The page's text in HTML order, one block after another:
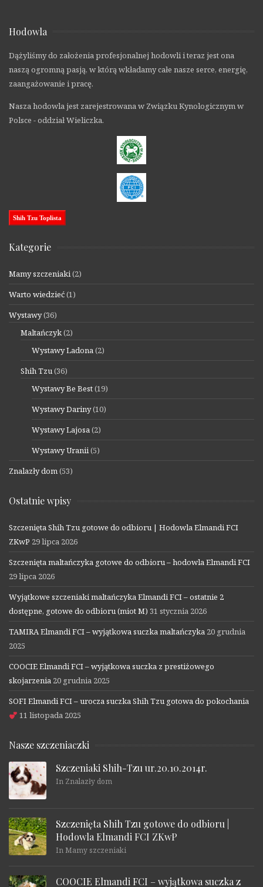
Hodowla
Dążyliśmy do założenia profesjonalnej hodowli i teraz jest ona
naszą ogromną pasją, w którą wkładamy całe nasze serce, energię,
zaangażowanie i pracę.
Nasza hodowla jest zarejestrowana w Związku Kynologicznym w
Polsce - oddział Wieliczka.
Shih Tzu Toplista
Kategorie
Mamy szczeniaki(2)
Warto wiedzieć(1)
Wystawy(36)
Maltańczyk(2)
Wystawy Ladona(2)
Shih Tzu(36)
Wystawy Be Best(19)
Wystawy Dariny(10)
Wystawy Lajosa(2)
Wystawy Uranii(5)
Znalazły dom(53)
Ostatnie wpisy
Szczenięta Shih Tzu gotowe do odbioru | Hodowla Elmandi FCI
ZKwP 29 lipca 2026
Szczenięta maltańczyka gotowe do odbioru – hodowla Elmandi FCI
29 lipca 2026
Wyjątkowe szczeniaki maltańczyka Elmandi FCI – ostatnie 2
dostępne, gotowe do odbioru (miot M) 31 stycznia 2026
TAMIRA Elmandi FCI – wyjątkowa suczka maltańczyka 20 grudnia
2025
COOCIE Elmandi FCI – wyjątkowa suczka z prestiżowego
skojarzenia 20 grudnia 2025
SOFI Elmandi FCI – urocza suczka Shih Tzu gotowa do pokochania
11 listopada 2025
Nasze szczeniaczki
Szczeniaki Shih-Tzu ur.20.10.2014r.
In Znalazły dom
Szczenięta Shih Tzu gotowe do odbioru |
Hodowla Elmandi FCI ZKwP
In Mamy szczeniaki
COOCIE Elmandi FCI – wyjątkowa suczka z